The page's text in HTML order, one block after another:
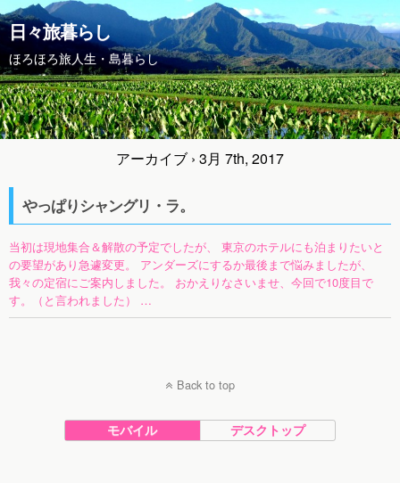
日々旅暮らし
ほろほろ旅人生・島暮らし
アーカイブ › 3月 7th, 2017
やっぱりシャングリ・ラ。
当初は現地集合＆解散の予定でしたが、 東京のホテルにも泊まりたいと
の要望があり急遽変更。 アンダーズにするか最後まで悩みましたが、
我々の定宿にご案内しました。 おかえりなさいませ、今回で10度目で
す。（と言われました） …
Back to top
モバイル デスクトップ